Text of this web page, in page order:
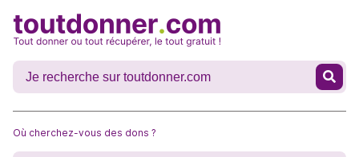
Où cherchez-vous des dons ?